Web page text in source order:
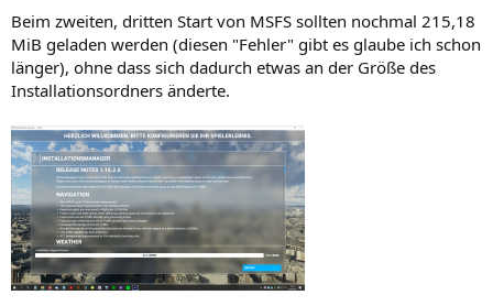
Beim zweiten, dritten Start von MSFS sollten nochmal 215,18
MiB geladen werden (diesen "Fehler" gibt es glaube ich schon
länger), ohne dass sich dadurch etwas an der Größe des
Installationsordners änderte.